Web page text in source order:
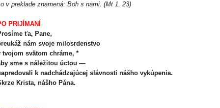
v preklade znamená: Boh s nami. (Mt 1, 23)
PRIJÍMANÍ
ťa, Pane,
nám svoje milosrdenstvo
tvojom svätom chráme, *
sme s náležitou úctou —
k nadchádzajúcej slávnosti nášho vykúpenia.
Krista, nášho Pána.